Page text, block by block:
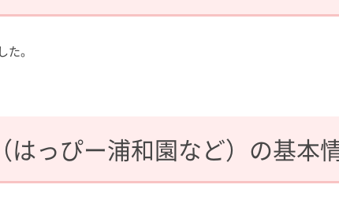
。
はっぴー浦和園など）の基本